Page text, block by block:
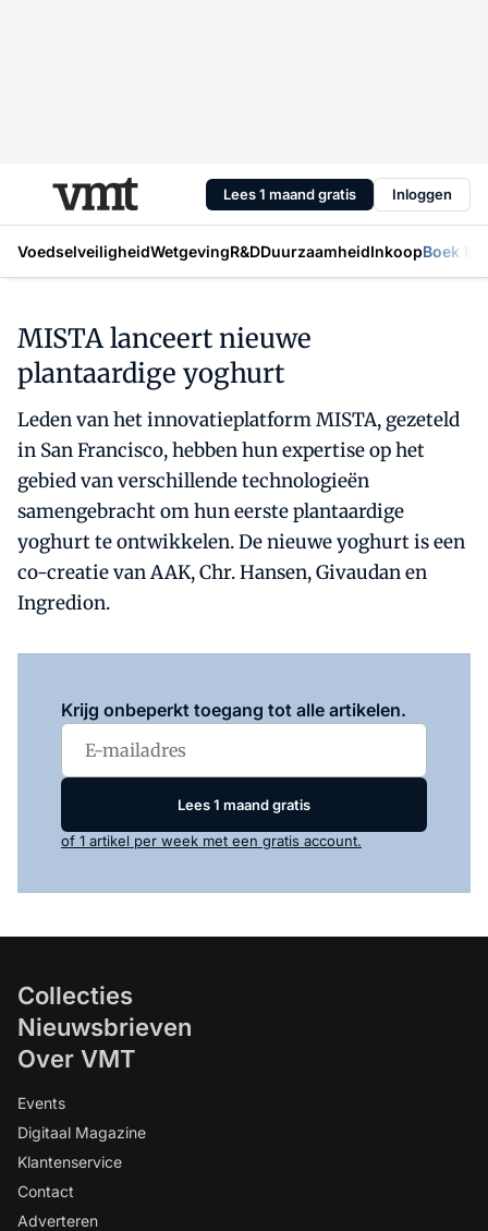
Lees 1 maand gratis Inloggen
VoedselveiligheidWetgevingR&DDuurzaamheidInkoopBoek
MISTA lanceert nieuwe
plantaardige yoghurt
Leden van het innovatieplatform MISTA, gezeteld
in San Francisco, hebben hun expertise op het
gebied van verschillende technologieën
samengebracht om hun eerste plantaardige
yoghurt te ontwikkelen. De nieuwe yoghurt is een
co-creatie van AAK, Chr. Hansen, Givaudan en
Ingredion.
Krijg onbeperkt toegang tot alle artikelen.
Lees 1 maand gratis
of 1 artikel per week met een gratis account.
Collecties
Nieuwsbrieven
Over VMT
Events
Digitaal Magazine
Klantenservice
Contact
Adverteren